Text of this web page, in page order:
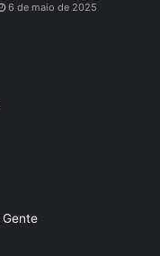
6 de maio de 2025
Gente